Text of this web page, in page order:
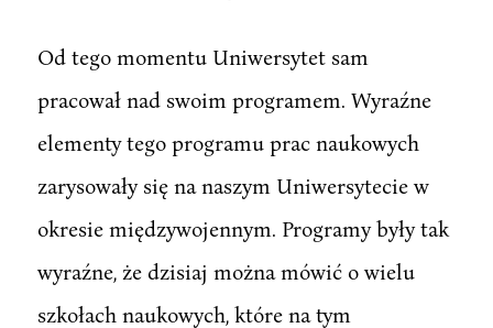
Od tego momentu Uniwersytet sam
pracował nad swoim programem. Wyraźne
elementy tego programu prac naukowych
zarysowały się na naszym Uniwersytecie w
okresie międzywojennym. Programy były tak
wyraźne, że dzisiaj można mówić o wielu
szkołach naukowych, które na tym